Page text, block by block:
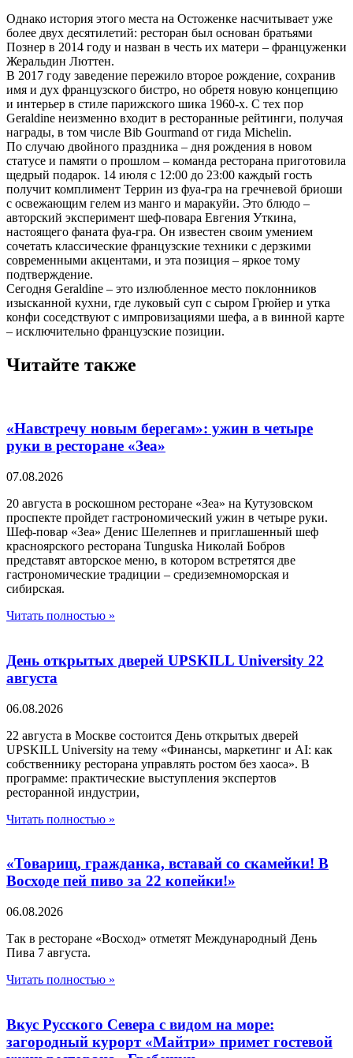
Однако история этого места на Остоженке насчитывает уже
более двух десятилетий: ресторан был основан братьями
Познер в 2014 году и назван в честь их матери – француженки
Жеральдин Люттен.
В 2017 году заведение пережило второе рождение, сохранив
имя и дух французского бистро, но обретя новую концепцию
и интерьер в стиле парижского шика 1960-х. С тех пор
Geraldine неизменно входит в ресторанные рейтинги, получая
награды, в том числе Bib Gourmand от гида Michelin.
По случаю двойного праздника – дня рождения в новом
статусе и памяти о прошлом – команда ресторана приготовила
щедрый подарок. 14 июля с 12:00 до 23:00 каждый гость
получит комплимент Террин из фуа-гра на гречневой бриоши
с освежающим гелем из манго и маракуйи. Это блюдо –
авторский эксперимент шеф-повара Евгения Уткина,
настоящего фаната фуа-гра. Он известен своим умением
сочетать классические французские техники с дерзкими
современными акцентами, и эта позиция – яркое тому
подтверждение.
Сегодня Geraldine – это излюбленное место поклонников
изысканной кухни, где луковый суп с сыром Грюйер и утка
конфи соседствуют с импровизациями шефа, а в винной карте
– исключительно французские позиции.
Читайте также
«Навстречу новым берегам»: ужин в четыре
руки в ресторане «Зеа»
07.08.2026
20 августа в роскошном ресторане «Зеа» на Кутузовском
проспекте пройдет гастрономический ужин в четыре руки.
Шеф-повар «Зеа» Денис Шелепнев и приглашенный шеф
красноярского ресторана Tunguska Николай Бобров
представят авторское меню, в котором встретятся две
гастрономические традиции – средиземноморская и
сибирская.
Читать полностью »
День открытых дверей UPSKILL University 22
августа
06.08.2026
22 августа в Москве состоится День открытых дверей
UPSKILL University на тему «Финансы, маркетинг и AI: как
собственнику ресторана управлять ростом без хаоса». В
программе: практические выступления экспертов
ресторанной индустрии,
Читать полностью »
«Товарищ, гражданка, вставай со скамейки! В
Восходе пей пиво за 22 копейки!»
06.08.2026
Так в ресторане «Восход» отметят Международный День
Пива 7 августа.
Читать полностью »
Вкус Русского Севера с видом на море:
загородный курорт «Майтри» примет гостевой